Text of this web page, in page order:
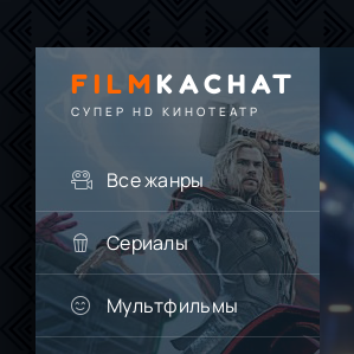
FILM KACHAT
СУПЕР HD КИНОТЕАТР
Все жанры
Сериалы
Мультфильмы